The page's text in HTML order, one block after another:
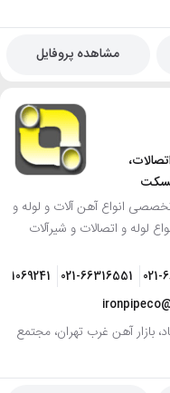
مشاهده پروفایل
گسکت
انواع آهن آلات و لوله و
لوله و اتصالات و شیرآلات
021-
021-66316551
شادآباد، بازار آهن غرب تهران، مجتمع